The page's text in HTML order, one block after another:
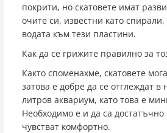
покрити, но скатовете имат
очите си, известни като
водата към тези пластини.
Как да се грижите правилно за
Както споменахме, скатовете
затова е добре да се отглеждат в
литров аквариум, като това е
Необходимо е и да са
чувстват комфортно.